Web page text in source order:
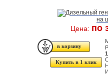
Цена: по
Купить в 1 клик